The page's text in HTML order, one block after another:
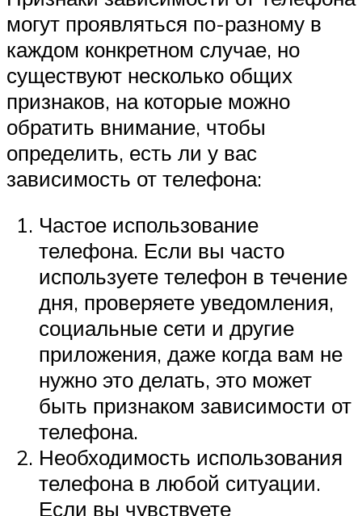
могут проявляться по-разному в
каждом конкретном случае, но
существуют несколько общих
признаков, на которые можно
обратить внимание, чтобы
определить, есть ли у вас
зависимость от телефона:
Частое использование
телефона. Если вы часто
используете телефон в течение
дня, проверяете уведомления,
социальные сети и другие
приложения, даже когда вам не
нужно это делать, это может
быть признаком зависимости от
телефона.
Необходимость использования
телефона в любой ситуации.
Если вы чувствуете